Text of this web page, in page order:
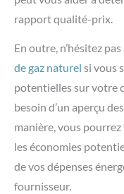
rapport qualité-prix.
En outre, n’hésitez
de gaz naturel si vous
potentielles sur votre
besoin d’un aperçu
manière, vous
les économies
de vos dépenses
fournisseur.